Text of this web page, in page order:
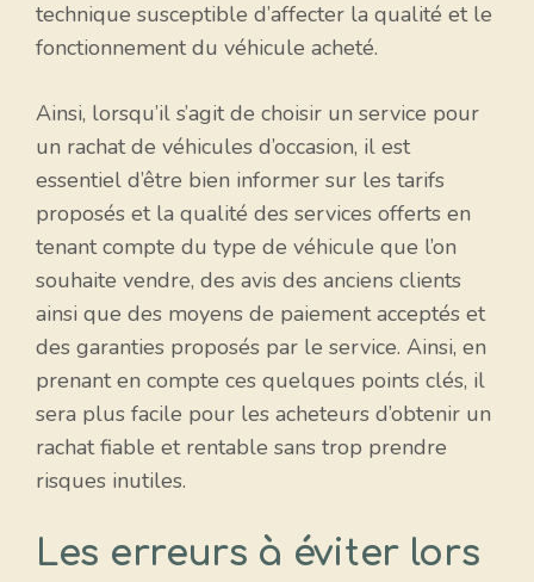
technique susceptible d’affecter la qualité et le
fonctionnement du véhicule acheté.
Ainsi, lorsqu’il s’agit de choisir un service pour
un rachat de véhicules d’occasion, il est
essentiel d’être bien informer sur les tarifs
proposés et la qualité des services offerts en
tenant compte du type de véhicule que l’on
souhaite vendre, des avis des anciens clients
ainsi que des moyens de paiement acceptés et
des garanties proposés par le service. Ainsi, en
prenant en compte ces quelques points clés, il
sera plus facile pour les acheteurs d’obtenir un
rachat fiable et rentable sans trop prendre
risques inutiles.
Les erreurs à éviter lors